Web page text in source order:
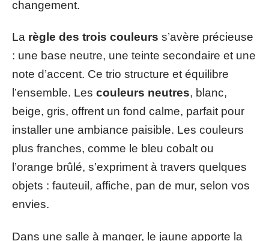
changement.
La règle des trois couleurs s’avère précieuse
: une base neutre, une teinte secondaire et une
note d’accent. Ce trio structure et équilibre
l’ensemble. Les couleurs neutres, blanc,
beige, gris, offrent un fond calme, parfait pour
installer une ambiance paisible. Les couleurs
plus franches, comme le bleu cobalt ou
l’orange brûlé, s’expriment à travers quelques
objets : fauteuil, affiche, pan de mur, selon vos
envies.
Dans une salle à manger, le jaune apporte la